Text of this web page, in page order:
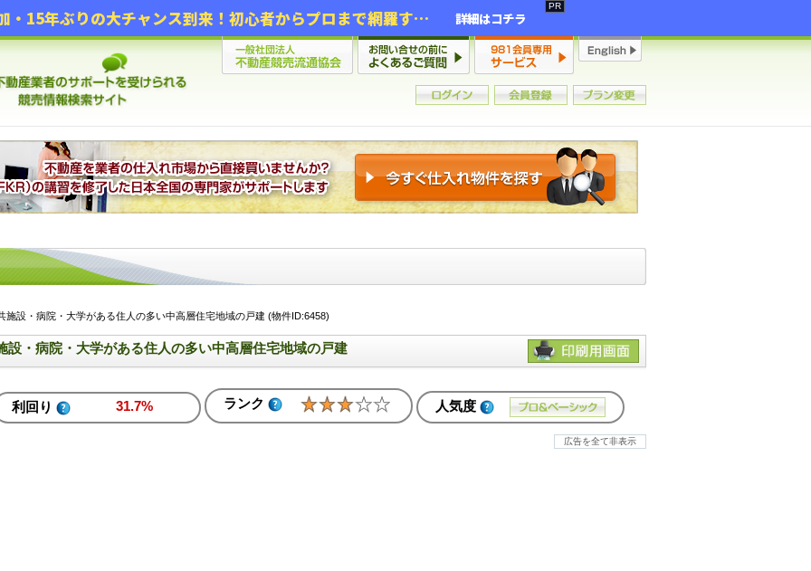
2年連続増加・15年ぶりの大チャンス到来！初心者からプロまで網羅する「競売不動産・超実践投資セミナー」♦神奈川県 横浜 in 神奈川 詳細はコチラ
設・病院・大学がある住人の多い中高層住宅地域の戸建 (物件ID:6458)
設・病院・大学がある住人の多い中高層住宅地域の戸建
利回り 31.7% ランク 人気度
広告を全て非表示